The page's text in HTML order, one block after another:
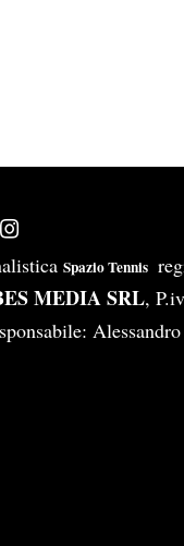
Spazio Tennis
MEDIA SRL,